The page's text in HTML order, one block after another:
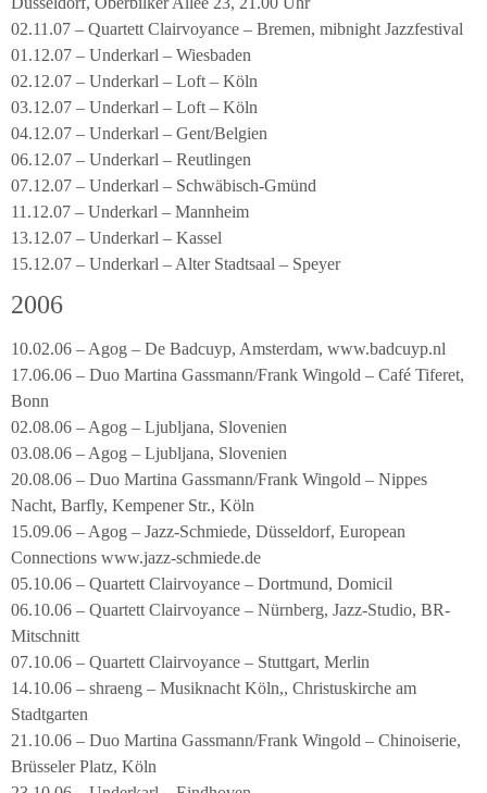
02.11.07 – Quartett Clairvoyance – Bremen, mibnight Jazzfestival
01.12.07 – Underkarl – Wiesbaden
02.12.07 – Underkarl – Loft – Köln
03.12.07 – Underkarl – Loft – Köln
04.12.07 – Underkarl – Gent/Belgien
06.12.07 – Underkarl – Reutlingen
07.12.07 – Underkarl – Schwäbisch-Gmünd
11.12.07 – Underkarl – Mannheim
13.12.07 – Underkarl – Kassel
15.12.07 – Underkarl – Alter Stadtsaal – Speyer
2006
10.02.06 – Agog – De Badcuyp, Amsterdam, www.badcuyp.nl
17.06.06 – Duo Martina Gassmann/Frank Wingold – Café Tiferet,
Bonn
02.08.06 – Agog – Ljubljana, Slovenien
03.08.06 – Agog – Ljubljana, Slovenien
20.08.06 – Duo Martina Gassmann/Frank Wingold – Nippes
Nacht, Barfly, Kempener Str., Köln
15.09.06 – Agog – Jazz-Schmiede, Düsseldorf, European
Connections www.jazz-schmiede.de
05.10.06 – Quartett Clairvoyance – Dortmund, Domicil
06.10.06 – Quartett Clairvoyance – Nürnberg, Jazz-Studio, BR-
Mitschnitt
07.10.06 – Quartett Clairvoyance – Stuttgart, Merlin
14.10.06 – shraeng – Musiknacht Köln,, Christuskirche am
Stadtgarten
21.10.06 – Duo Martina Gassmann/Frank Wingold – Chinoiserie,
Brüsseler Platz, Köln